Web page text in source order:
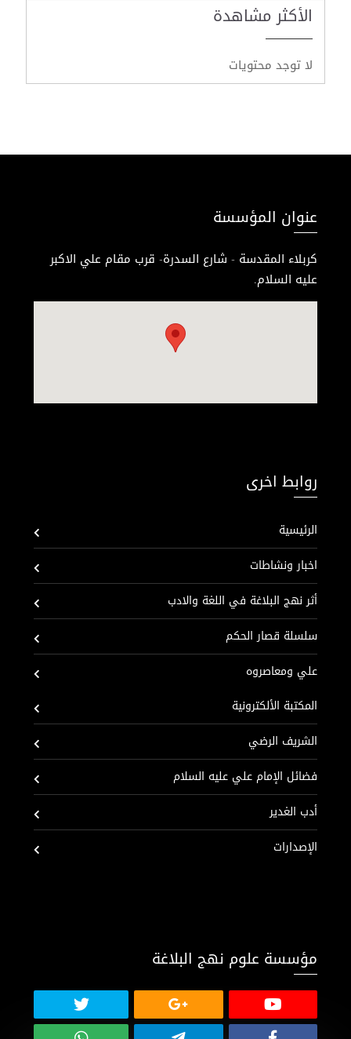
الأكثر مشاهدة
لا توجد محتويات
عنوان المؤسسة
كربلاء المقدسة - شارع السدرة- قرب مقام علي الاكبر
عليه السلام.
روابط اخرى
الرئيسية
اخبار ونشاطات
أثر نهج البلاغة في اللغة والادب
سلسلة قصار الحكم
علي ومعاصروه
المكتبة الألكترونية
الشريف الرضي
فضائل الإمام علي عليه السلام
أدب الغدير
الإصدارات
مؤسسة علوم نهج البلاغة